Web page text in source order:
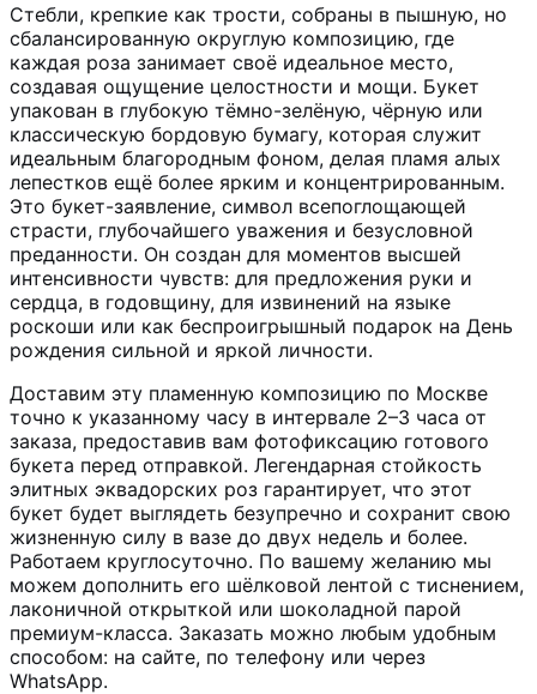
Стебли, крепкие как трости, собраны в пышную, но
сбалансированную округлую композицию, где
каждая роза занимает своё идеальное место,
создавая ощущение целостности и мощи. Букет
упакован в глубокую тёмно-зелёную, чёрную или
классическую бордовую бумагу, которая служит
идеальным благородным фоном, делая пламя алых
лепестков ещё более ярким и концентрированным.
Это букет-заявление, символ всепоглощающей
страсти, глубочайшего уважения и безусловной
преданности. Он создан для моментов высшей
интенсивности чувств: для предложения руки и
сердца, в годовщину, для извинений на языке
роскоши или как беспроигрышный подарок на День
рождения сильной и яркой личности.
Доставим эту пламенную композицию по Москве
точно к указанному часу в интервале 2–3 часа от
заказа, предоставив вам фотофиксацию готового
букета перед отправкой. Легендарная стойкость
элитных эквадорских роз гарантирует, что этот
букет будет выглядеть безупречно и сохранит свою
жизненную силу в вазе до двух недель и более.
Работаем круглосуточно. По вашему желанию мы
можем дополнить его шёлковой лентой с тиснением,
лаконичной открыткой или шоколадной парой
премиум-класса. Заказать можно любым удобным
способом: на сайте, по телефону или через
WhatsApp.